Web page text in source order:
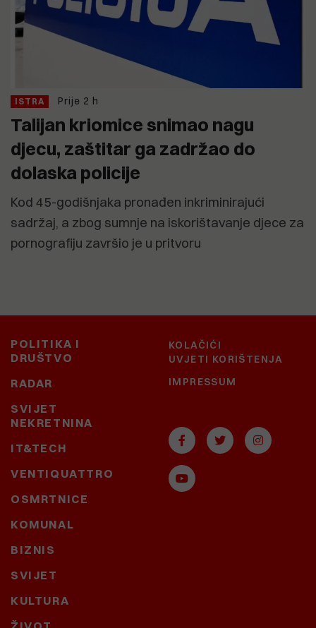
ISTRA Prije 2 h
Talijan kriomice snimao nagu
djecu, zaštitar ga zadržao do
dolaska policije
Kod 45-godišnjaka pronađen inkriminirajući
sadržaj, a zbog sumnje na iskorištavanje djece za
pornografiju završio je u pritvoru
POLITIKA I
DRUŠTVO
RADAR
SVIJET
NEKRETNINA
IT&TECH
VENTIQUATTRO
OSMRTNICE
KOMUNAL
BIZNIS
SVIJET
KULTURA
KOLAČIĆI
UVJETI KORIŠTENJA
IMPRESSUM